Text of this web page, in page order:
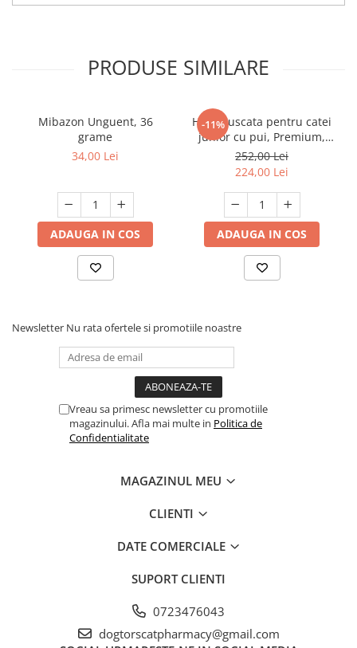
PRODUSE SIMILARE
Mibazon Unguent, 36
grame
34,00 Lei
ADAUGA IN COS
-11%
Hrana uscata pentru catei
junior cu pui, Premium,
Club 4 Paws, 14 kg
252,00 Lei
224,00 Lei
ADAUGA IN COS
Newsletter Nu rata ofertele si promotiile noastre
Vreau sa primesc newsletter cu promotiile
magazinului. Afla mai multe in Politica de
Confidentialitate
MAGAZINUL MEU
CLIENTI
DATE COMERCIALE
SUPORT CLIENTI
0723476043
dogtorscatpharmacy@gmail.com